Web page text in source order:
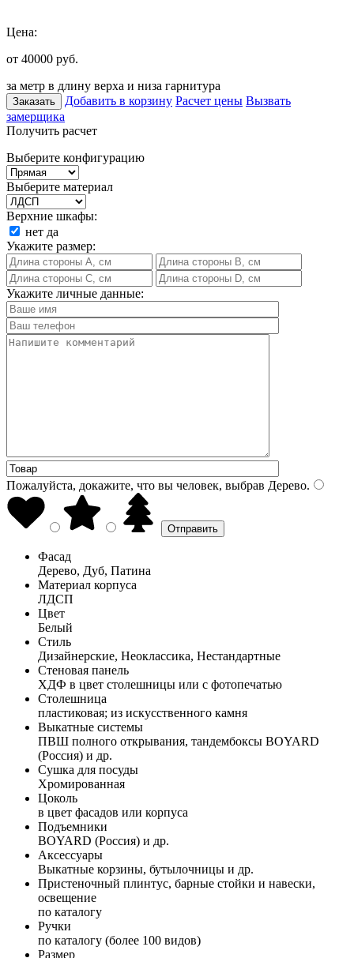
Цена:
от 40000 руб.
за метр в длину верха и низа гарнитура
Заказать Добавить в корзину Расчет цены Вызвать
замерщика
Получить расчет
Выберите конфигурацию
Выберите материал
Верхние шкафы:
нет да
Укажите размер:
Укажите личные данные:
Пожалуйста, докажите, что вы человек, выбрав Дерево.
Фасад
Дерево, Дуб, Патина
Материал корпуса
ЛДСП
Цвет
Белый
Стиль
Дизайнерские, Неоклассика, Нестандартные
Стеновая панель
ХДФ в цвет столешницы или с фотопечатью
Столешница
пластиковая; из искусственного камня
Выкатные системы
ПВШ полного открывания, тандембоксы BOYARD
(Россия) и др.
Сушка для посуды
Хромированная
Цоколь
в цвет фасадов или корпуса
Подъемники
BOYARD (Россия) и др.
Аксессуары
Выкатные корзины, бутылочницы и др.
Пристеночный плинтус, барные стойки и навески,
освещение
по каталогу
Ручки
по каталогу (более 100 видов)
Размер